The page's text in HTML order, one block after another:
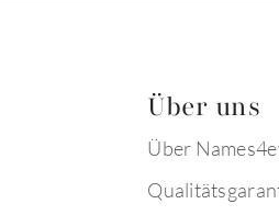
Über uns
Über